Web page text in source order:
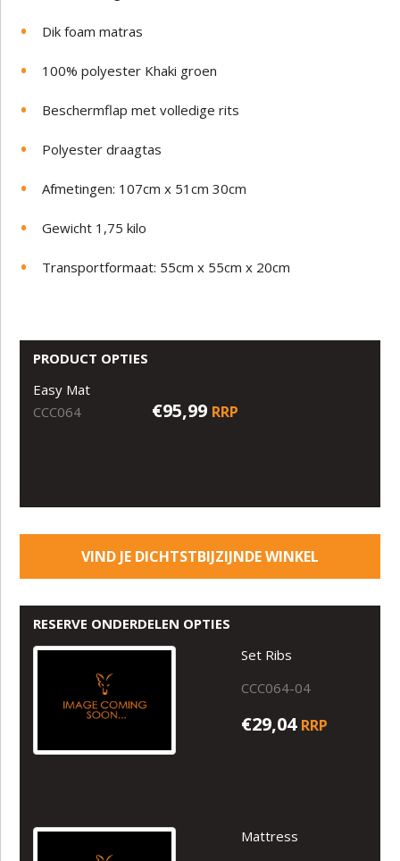
Dik foam matras
100% polyester Khaki groen
Beschermflap met volledige rits
Polyester draagtas
Afmetingen: 107cm x 51cm 30cm
Gewicht 1,75 kilo
Transportformaat: 55cm x 55cm x 20cm
PRODUCT OPTIES
Easy Mat
CCC064
€95,99 RRP
VIND JE DICHTSTBIJZIJNDE WINKEL
RESERVE ONDERDELEN OPTIES
Set Ribs
CCC064-04
€29,04 RRP
Mattress